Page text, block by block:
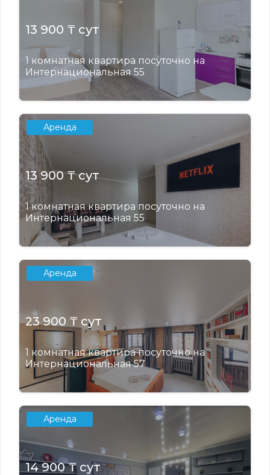
13 900 ₸ сут
1 комнатная квартира посуточно на
Интернациональная 55
Аренда
13 900 ₸ сут
1 комнатная квартира посуточно на
Интернациональная 55
Аренда
23 900 ₸ сут
1 комнатная квартира посуточно на
Интернациональная 57
Аренда
14 900 ₸ сут